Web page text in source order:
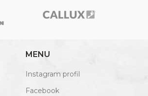
MENU
Instagram profil
Facebook